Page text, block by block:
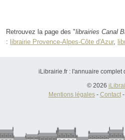
Retrouvez la page des "librairies Canal
: librairie Provence-Alpes-Côte d'Azur,
iLibrairie.fr : l'annuaire complet
© 2026
Mentions légales- Contact-